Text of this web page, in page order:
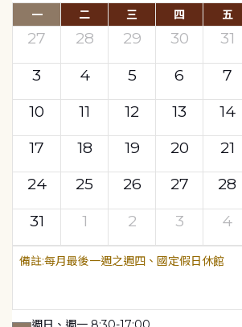
一 二 三 四 五
27 28 29 30 31
3
4 5 6 7
10
11 12 13 14
17
18 19 20 21
24
25 26 27 28
31
1 2 3 4
每月最後一週之週四、國定假日休館